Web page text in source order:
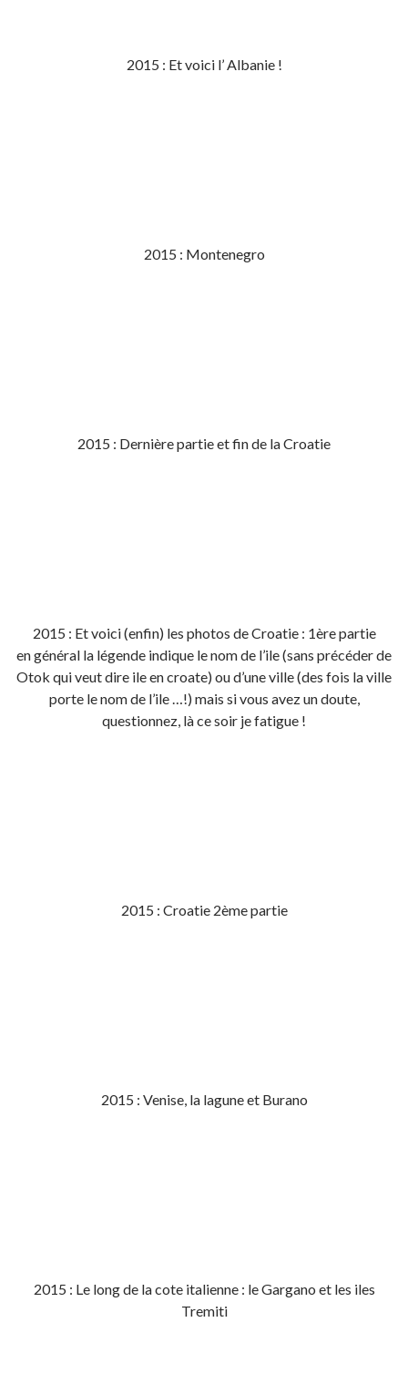
2015 : Et voici l’ Albanie !
2015 : Montenegro
2015 : Dernière partie et fin de la Croatie
2015 : Et voici (enfin) les photos de Croatie : 1ère partie
en général la légende indique le nom de l’ile (sans précéder de
Otok qui veut dire ile en croate) ou d’une ville (des fois la ville
porte le nom de l’ile …!) mais si vous avez un doute,
questionnez, là ce soir je fatigue !
2015 : Croatie 2ème partie
2015 : Venise, la lagune et Burano
2015 : Le long de la cote italienne : le Gargano et les iles
Tremiti